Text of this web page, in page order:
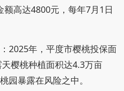
高达4800元，每年7月1日
2025年，平度市樱桃投保面
樱桃种植面积达4.3万亩
暴露在风险之中。